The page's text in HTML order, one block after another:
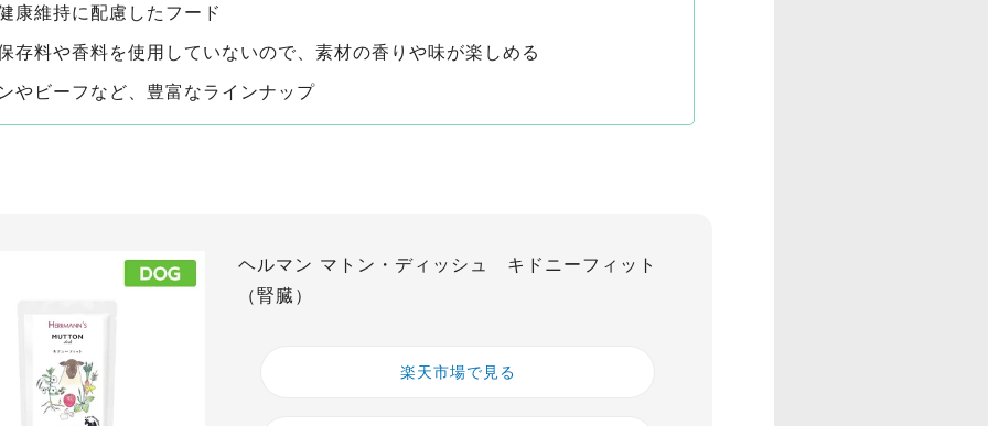
康維持に配慮したフード
存料や香料を使用していないので、素材の香りや味が楽しめる
やビーフなど、豊富なラインナップ
ヘルマン マトン・ディッシュ キドニーフィット
（腎臓）
楽天市場で見る